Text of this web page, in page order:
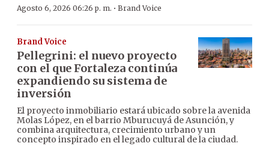
Agosto 6, 2026 06:26 p. m. · Brand Voice
Brand Voice
Pellegrini: el nuevo proyecto
con el que Fortaleza continúa
expandiendo su sistema de
inversión
El proyecto inmobiliario estará ubicado sobre la avenida
Molas López, en el barrio Mburucuyá de Asunción, y
combina arquitectura, crecimiento urbano y un
concepto inspirado en el legado cultural de la ciudad.